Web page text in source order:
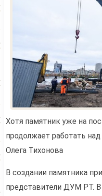
Хотя памятник уже на
продолжает работать
Олега Тихонова
В создании памятника
представители ДУМ РТ. В